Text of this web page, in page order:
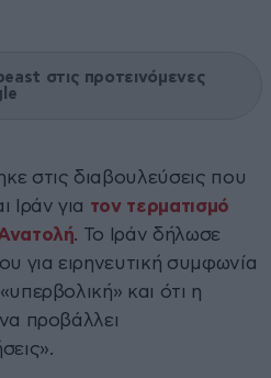
στις προτεινόμενες
στις διαβουλεύσεις που
Ιράν για τον τερματισμό
. Το Ιράν δήλωσε
για ειρηνευτική συμφωνία
και ότι η
προβάλλει